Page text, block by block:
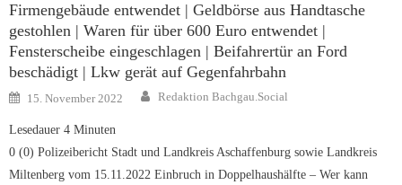
Firmengebäude entwendet | Geldbörse aus Handtasche
gestohlen | Waren für über 600 Euro entwendet |
Fensterscheibe eingeschlagen | Beifahrertür an Ford
beschädigt | Lkw gerät auf Gegenfahrbahn
Posted
on
15. November 2022 Author
Redaktion Bachgau.Social
Lesedauer 4 Minuten
0 (0) Polizeibericht Stadt und Landkreis Aschaffenburg sowie Landkreis
Miltenberg vom 15.11.2022 Einbruch in Doppelhaushälfte – Wer kann